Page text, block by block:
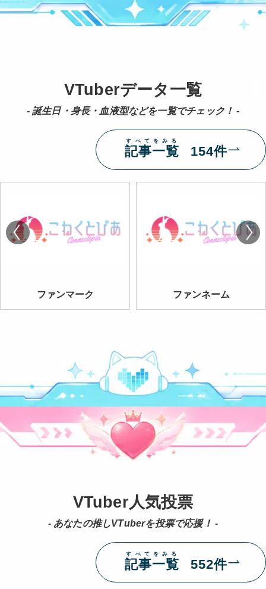
VTuberデータ一覧
- 誕生日・身長・血液型などを一覧でチェック！ -
記事一覧
すべてをみる
154件
ファンマーク ファンネーム
VTuber人気投票
- あなたの推しVTuberを投票で応援！ -
記事一覧
すべてをみる
552件